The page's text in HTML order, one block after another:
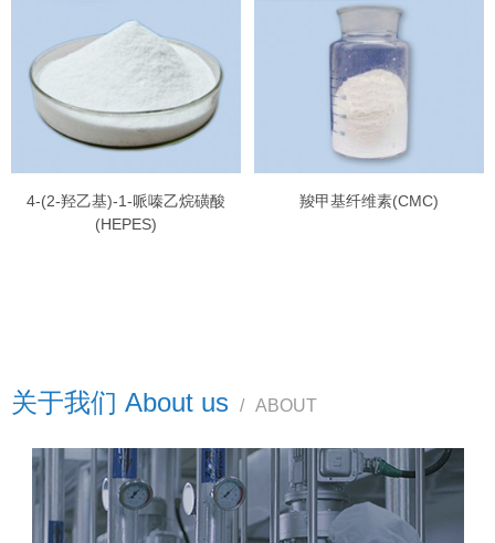
4-(2-羟乙基)-1-哌嗪乙烷磺酸
(HEPES)
羧甲基纤维素(CMC)
关于我们 About us / ABOUT